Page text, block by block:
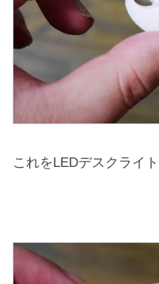
これをLEDデスクライ